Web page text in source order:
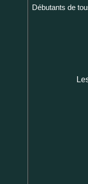
Débutants de